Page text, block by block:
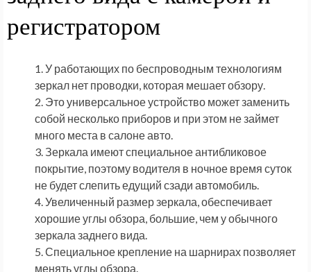
регистратором
У работающих по беспроводным технологиям
зеркал нет проводки, которая мешает обзору.
Это универсальное устройство может заменить
собой несколько приборов и при этом не займет
много места в салоне авто.
Зеркала имеют специальное антибликовое
покрытие, поэтому водителя в ночное время суток
не будет слепить едущий сзади автомобиль.
Увеличенный размер зеркала, обеспечивает
хорошие углы обзора, большие, чем у обычного
зеркала заднего вида.
Специальное крепление на шарнирах позволяет
менять углы обзора.